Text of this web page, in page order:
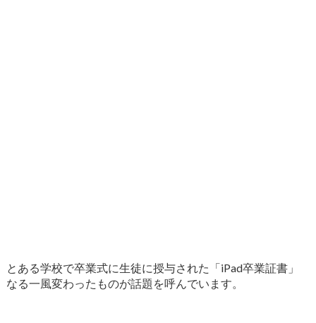
とある学校で卒業式に生徒に授与された「iPad卒業証書」
なる一風変わったものが話題を呼んでいます。